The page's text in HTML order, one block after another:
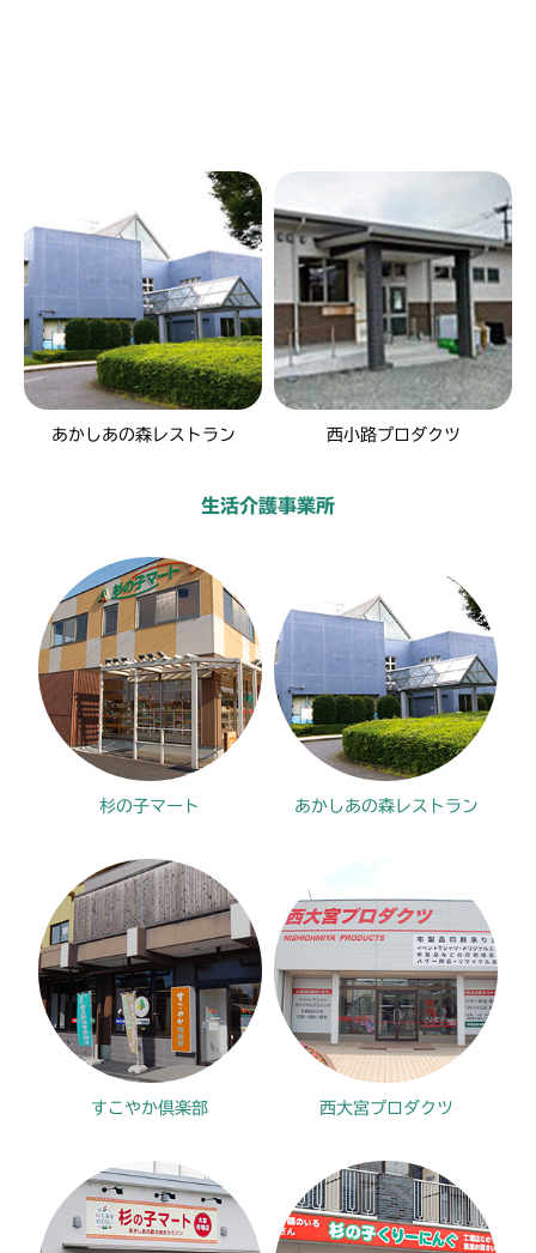
あかしあの森レストラン 西小路プロダクツ
生活介護事業所
杉の子マート あかしあの森レストラン
すこやか倶楽部 西大宮プロダクツ